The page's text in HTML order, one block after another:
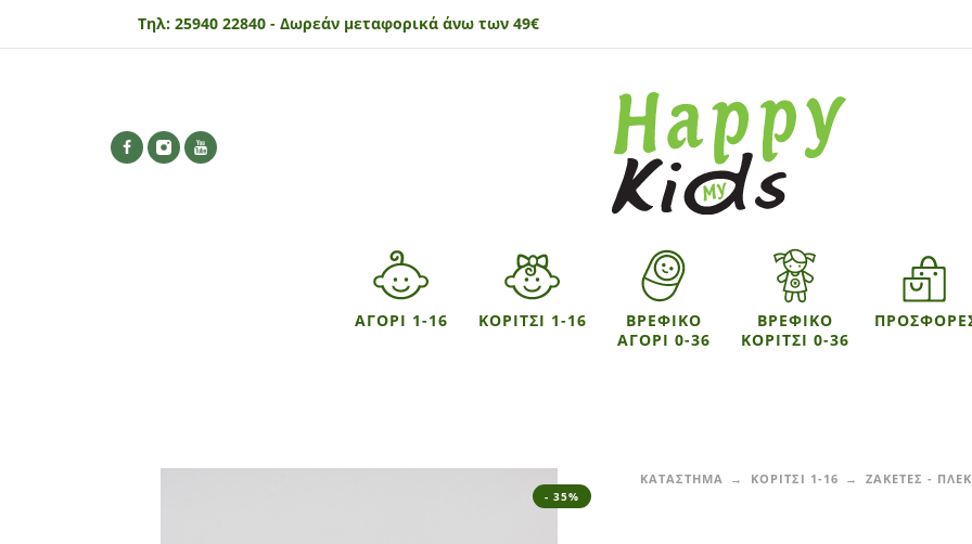
Τηλ: 25940 22840 - Δωρεάν μεταφορικά άνω των 49€
ΑΓΟΡΙ 1-16 ΚΟΡΙΤΣΙ 1-16
ΒΡΕΦΙΚΟ
ΑΓΟΡΙ 0-36
ΒΡΕΦΙΚΟ
ΚΟΡΙΤΣΙ 0-36
- 35%
ΚΑΤΑΣΤΗΜΑ ΚΟΡΙΤΣΙ 1-16 ΖΑΚΕΤΕΣ -